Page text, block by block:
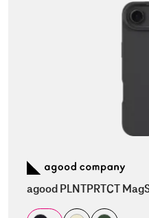
agood PLNTPRTCT